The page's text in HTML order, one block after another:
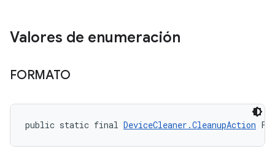
Valores de enumeración
FORMATO
public static final DeviceCleaner.CleanupAction